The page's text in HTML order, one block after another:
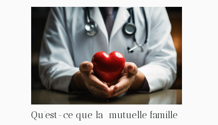
Qu’est-ce que la mutuelle famille